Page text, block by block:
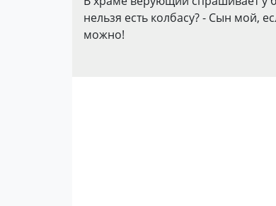
нельзя есть колбасу? - Сын мой,
можно!